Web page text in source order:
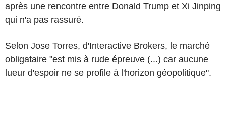
après une rencontre entre Donald Trump et Xi Jinping
qui n'a pas rassuré.
Selon Jose Torres, d'Interactive Brokers, le marché
obligataire "est mis à rude épreuve (...) car aucune
lueur d'espoir ne se profile à l'horizon géopolitique".